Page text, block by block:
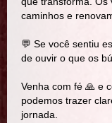
caminhos e
💬 Se você sentiu
de ouvir o que os
Venha com fé 🙏 e
podemos trazer
jornada.